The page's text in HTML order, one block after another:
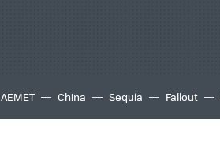
AEMET China Sequía Fallout